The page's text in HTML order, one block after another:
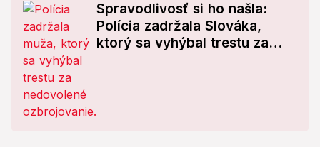
Spravodlivosť si ho našla:
Polícia zadržala Slováka,
ktorý sa vyhýbal trestu za